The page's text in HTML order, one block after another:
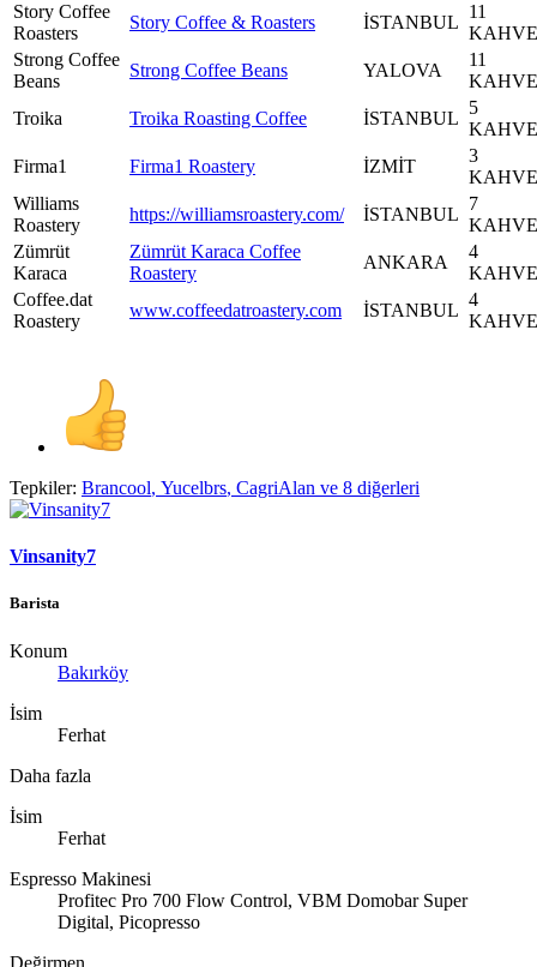
Story Coffee
Roasters
Story Coffee & Roasters İSTANBUL
11
KAHVE
Strong Coffee
Beans
Strong Coffee Beans YALOVA
11
KAHVE
Troika
Troika Roasting Coffee İSTANBUL
5
KAHVE
Firma1
Firma1 Roastery İZMİT
3
KAHVE
Williams
Roastery
https://williamsroastery.com/ İSTANBUL
7
KAHVE
Zümrüt
Karaca
Zümrüt Karaca Coffee
Roastery
ANKARA
4
KAHVE
Coffee.dat
Roastery
www.coffeedatroastery.com İSTANBUL
4
KAHVE
Tepkiler: Brancool, Yucelbrs, CagriAlan ve 8 diğerleri
Vinsanity7
Barista
Konum
Bakırköy
İsim
Ferhat
Daha fazla
İsim
Ferhat
Espresso Makinesi
Profitec Pro 700 Flow Control, VBM Domobar Super
Digital, Picopresso
Değirmen